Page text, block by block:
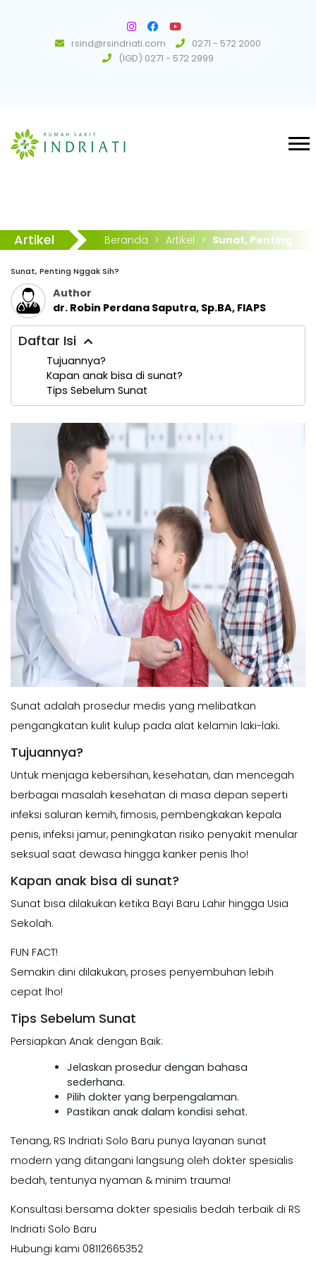
rsind@rsindriati.com
0271 - 572 2000
(IGD) 0271 - 572 2999
Artikel Beranda > Artikel > Sunat, Penting
Sunat, Penting Nggak Sih?
Author
dr. Robin Perdana Saputra, Sp.BA, FIAPS
Daftar Isi
Tujuannya?
Kapan anak bisa di sunat?
Tips Sebelum Sunat
Sunat adalah prosedur medis yang melibatkan
pengangkatan kulit kulup pada alat kelamin laki-laki.
Tujuannya?
Untuk menjaga kebersihan, kesehatan, dan mencegah
berbagai masalah kesehatan di masa depan seperti
infeksi saluran kemih, fimosis, pembengkakan kepala
penis, infeksi jamur, peningkatan risiko penyakit menular
seksual saat dewasa hingga kanker penis lho!
Kapan anak bisa di sunat?
Sunat bisa dilakukan ketika Bayi Baru Lahir hingga Usia
Sekolah.
FUN FACT!
Semakin dini dilakukan, proses penyembuhan lebih
cepat lho!
Tips Sebelum Sunat
Persiapkan Anak dengan Baik:
Jelaskan prosedur dengan bahasa
sederhana.
Pilih dokter yang berpengalaman.
Pastikan anak dalam kondisi sehat.
Tenang, RS Indriati Solo Baru punya layanan sunat
modern yang ditangani langsung oleh dokter spesialis
bedah, tentunya nyaman & minim trauma!
Konsultasi bersama dokter spesialis bedah terbaik di RS
Indriati Solo Baru
Hubungi kami 08112665352